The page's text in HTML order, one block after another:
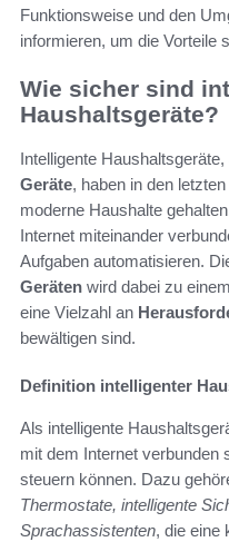
Funktionsweise und den
informieren, um die Vorteile
Wie sicher sind
Haushaltsgeräte?
Intelligente
Geräte, haben in den
moderne Haushalte
Internet miteinander
Aufgaben automatisieren.
Geräten wird dabei zu
eine Vielzahl an
bewältigen sind.
Definition intelligenter
Als intelligente
mit dem Internet verbunden
steuern können. Dazu
Thermostate, intelligente
Sprachassistenten, die eine